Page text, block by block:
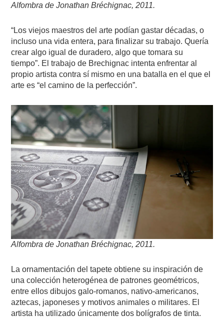
Alfombra de Jonathan Bréchignac, 2011.
“Los viejos maestros del arte podían gastar décadas, o
incluso una vida entera, para finalizar su trabajo. Quería
crear algo igual de duradero, algo que tomara su
tiempo”. El trabajo de Brechignac intenta enfrentar al
propio artista contra sí mismo en una batalla en el que el
arte es “el camino de la perfección”.
Alfombra de Jonathan Bréchignac, 2011.
La ornamentación del tapete obtiene su inspiración de
una colección heterogénea de patrones geométricos,
entre ellos dibujos galo-romanos, nativo-americanos,
aztecas, japoneses y motivos animales o militares. El
artista ha utilizado únicamente dos bolígrafos de tinta.